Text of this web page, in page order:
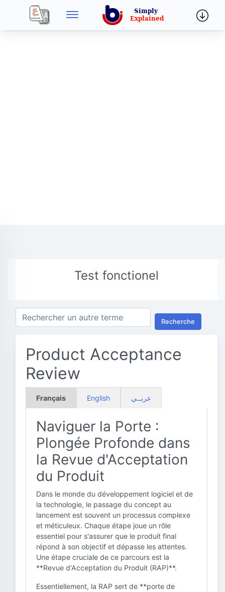
Test fonctionel
Recherche
Product Acceptance
Review
Français English عربــي
Naviguer la Porte :
Plongée Profonde dans
la Revue d'Acceptation
du Produit
Dans le monde du développement logiciel et de
la technologie, le passage du concept au
lancement est souvent un processus complexe
et méticuleux. Chaque étape joue un rôle
essentiel pour s'assurer que le produit final
répond à son objectif et dépasse les attentes.
Une étape cruciale de ce parcours est la
**Revue d'Acceptation du Produit (RAP)**.
Essentiellement, la RAP sert de **porte de